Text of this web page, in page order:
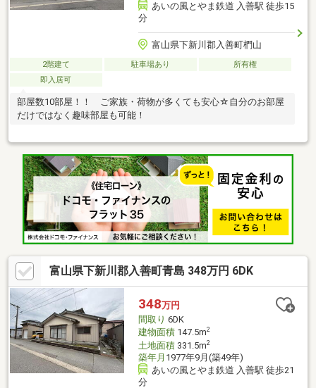
あいの風とやま鉄道 入善駅 徒歩15
分
富山県下新川郡入善町椚山
2階建て 駐車場あり
所有権
即入居可
部屋数10部屋！！ ご家族・荷物が多くても安心☆自分のお部屋
だけではなく趣味部屋も可能！
富山県下新川郡入善町青島 348万円 6DK
348万円
間取り 6DK
建物面積147.5m2
土地面積331.5m2
築年月 1977年9月(築49年)
あいの風とやま鉄道 入善駅 徒歩21
分